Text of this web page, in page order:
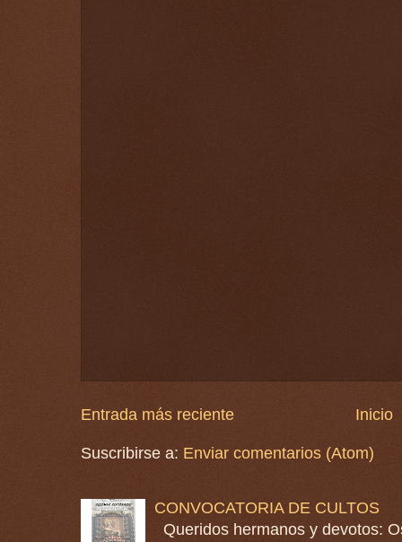
Entrada más reciente Inicio
Suscribirse a: Enviar comentarios (Atom)
CONVOCATORIA DE CULTOS
Queridos hermanos y devotos: